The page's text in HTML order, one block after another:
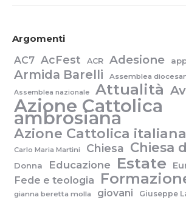
Argomenti
AC7 AcFest ACR Adesione
Armida Barelli Assemblea
Assemblea nazionale Attualità
Azione Cattolica
ambrosiana
Azione Cattolica italiana
Carlo Maria Martini Chiesa Chiesa
Donna Educazione Estate
Fede e teologia
gianna beretta molla giovani Giuseppe